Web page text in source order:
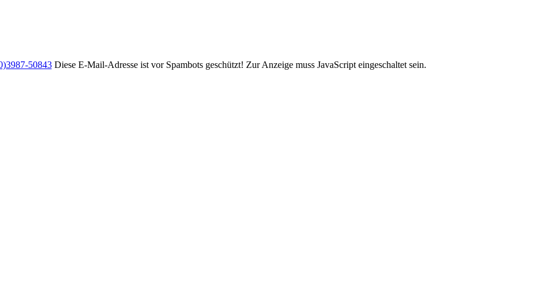
50843 Diese E-Mail-Adresse ist vor Spambots geschützt! Zur Anzeige muss JavaScript eingeschaltet sein.